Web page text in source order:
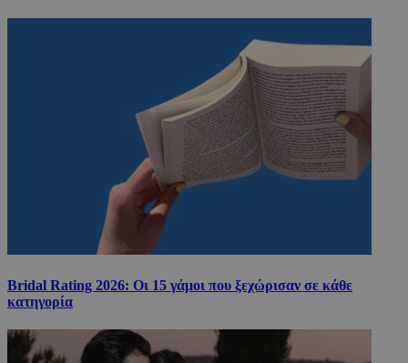
Bridal Rating 2026: Οι 15 γάμοι που ξεχώρισαν σε κάθε
κατηγορία